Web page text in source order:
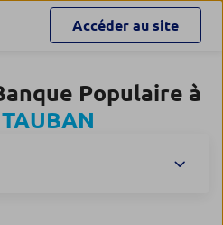
Accéder au site
Populaire à